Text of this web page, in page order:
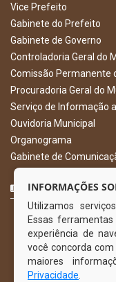
Vice Prefeito
Gabinete do Prefeito
Gabinete de Governo
Controladoria Geral do
Comissão Permanente
Procuradoria Geral do
Serviço de Informação
Ouvidoria Municipal
Organograma
Gabinete de
CURTA
INFORMAÇÕES
Utilizamos
Essas
experiência de
você concorda
maiores
Privacidade